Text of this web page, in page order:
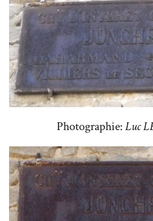
Photographie:Luc